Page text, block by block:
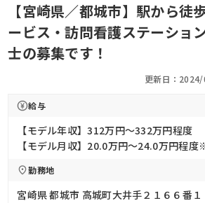
【宮崎県／都城市】駅から
ービス・訪問看護ステーショ
士の募集です！
更新日：
給与
【モデル年収】312万円〜332万円程度
【モデル月収】20.0万円〜24.0万円程
勤務地
宮崎県 都城市 高城町大井手２１６６番１